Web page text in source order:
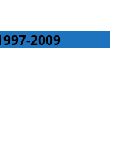
2009